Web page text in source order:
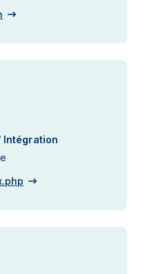
Intégration